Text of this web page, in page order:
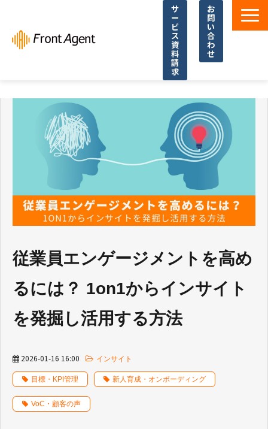
サ
ー
ビ
ス
資
料
請
求
お
問
い
合
わ
せ
イベント・セミナー
お役立ち資料一覧
お役立ち記事・コラム
従業員エンゲージメントを高め
るには？ 1on1からインサイト
を発掘し活用する方法
2026-01-16 16:00 インサイト
目標・KPI管理 新人育成・オンボーディング
VoC・顧客の声